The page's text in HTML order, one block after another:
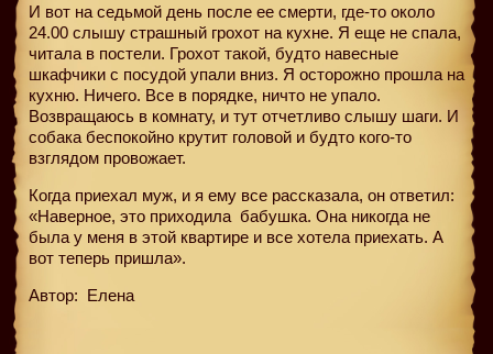
И вот на седьмой день после ее смерти, где-то около
24.00 слышу страшный грохот на кухне. Я еще не спала,
читала в постели. Грохот такой, будто навесные
шкафчики с посудой упали вниз. Я осторожно прошла на
кухню. Ничего. Все в порядке, ничто не упало.
Возвращаюсь в комнату, и тут отчетливо слышу шаги. И
собака беспокойно крутит головой и будто кого-то
взглядом провожает.
Когда приехал муж, и я ему все рассказала, он ответил:
«Наверное, это приходила бабушка. Она никогда не
была у меня в этой квартире и все хотела приехать. А
вот теперь пришла».
Автор: Елена